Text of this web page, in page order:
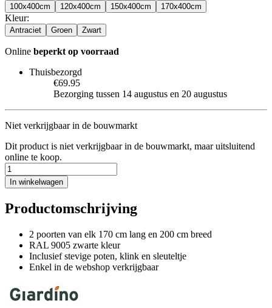
100x400cm 120x400cm 150x400cm 170x400cm
Kleur:
Antraciet Groen Zwart
Online beperkt op voorraad
Thuisbezorgd
€69.95
Bezorging tussen 14 augustus en 20 augustus
Niet verkrijgbaar in de bouwmarkt
Dit product is niet verkrijgbaar in de bouwmarkt, maar uitsluitend
online te koop.
In winkelwagen
Productomschrijving
2 poorten van elk 170 cm lang en 200 cm breed
RAL 9005 zwarte kleur
Inclusief stevige poten, klink en sleuteltje
Enkel in de webshop verkrijgbaar